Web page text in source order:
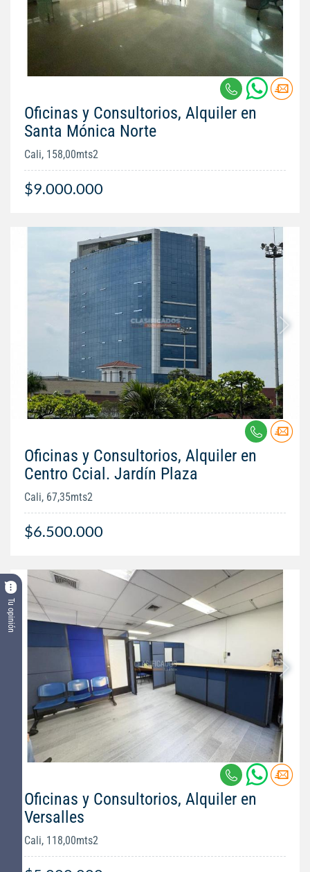
Tu opinión
Oficinas y Consultorios, Alquiler en
Santa Mónica Norte
Cali, 158,00mts2
$9.000.000
Oficinas y Consultorios, Alquiler en
Centro Ccial. Jardín Plaza
Cali, 67,35mts2
$6.500.000
Oficinas y Consultorios, Alquiler en
Versalles
Cali, 118,00mts2